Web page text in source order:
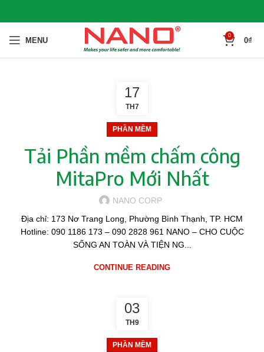
MENU
0
0₫
17
TH7
PHẦN MỀM
Tải Phần mềm chấm công
MitaPro Mới Nhất
NANO CORP
Địa chỉ: 173 Nơ Trang Long, Phường Bình Thạnh, TP. HCM
Hotline: 090 1186 173 – 090 2828 961 NANO – CHO CUỘC
SỐNG AN TOÀN VÀ TIỆN NG...
CONTINUE READING
03
TH9
PHẦN MỀM